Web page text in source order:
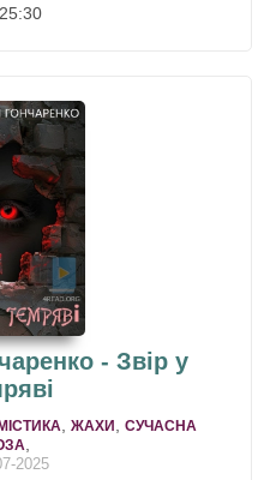
- Звір у
ЖАХИ
СУЧАСНА
2025